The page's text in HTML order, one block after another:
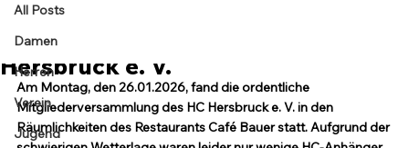
All Posts
Damen
Herren
Verein
Jugend
Bericht zur ordentlichen
Mitgliederversammlung des HC
Hersbruck e. V.
Am Montag, den 26.01.2026, fand die ordentliche
Mitgliederversammlung des HC Hersbruck e. V. in den
Räumlichkeiten des Restaurants Café Bauer statt. Aufgrund der